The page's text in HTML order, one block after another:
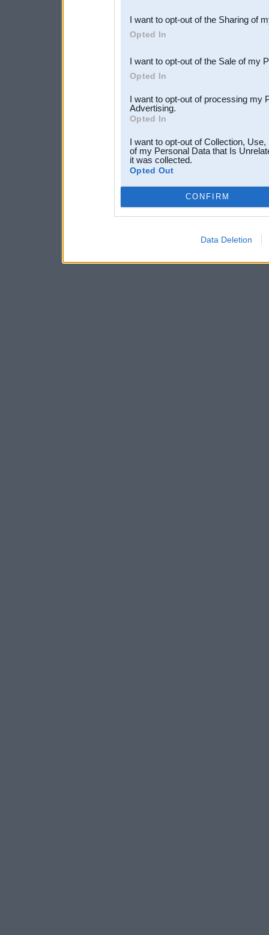
Downstream Participants
third parties.
I want to opt-out of the Sharing of
Opted In
I want to opt-out of the Sale of my
Opted In
I want to opt-out of processing my
Advertising.
Opted In
I want to opt-out of Collection,
of my Personal Data that Is
it was collected.
Opted Out
CONFIRM
Data Deletion